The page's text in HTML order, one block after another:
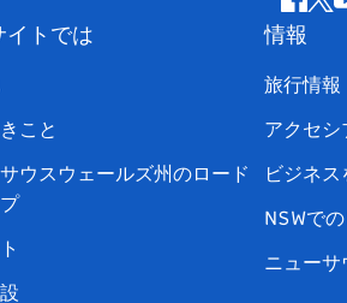
フ
ェ
イ
ブ
ッ
ツ
ッ
ー
イトでは
こと
ウスウェールズ州のロード
情報
旅行情報
アクセシ
ビジネス
NSWで
ニューサ